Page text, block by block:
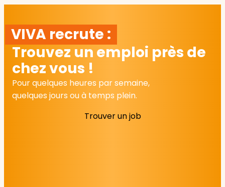
VIVA recrute :
Trouvez un emploi près de
chez vous !
Pour quelques heures par semaine,
quelques jours ou à temps plein.
Trouver un job